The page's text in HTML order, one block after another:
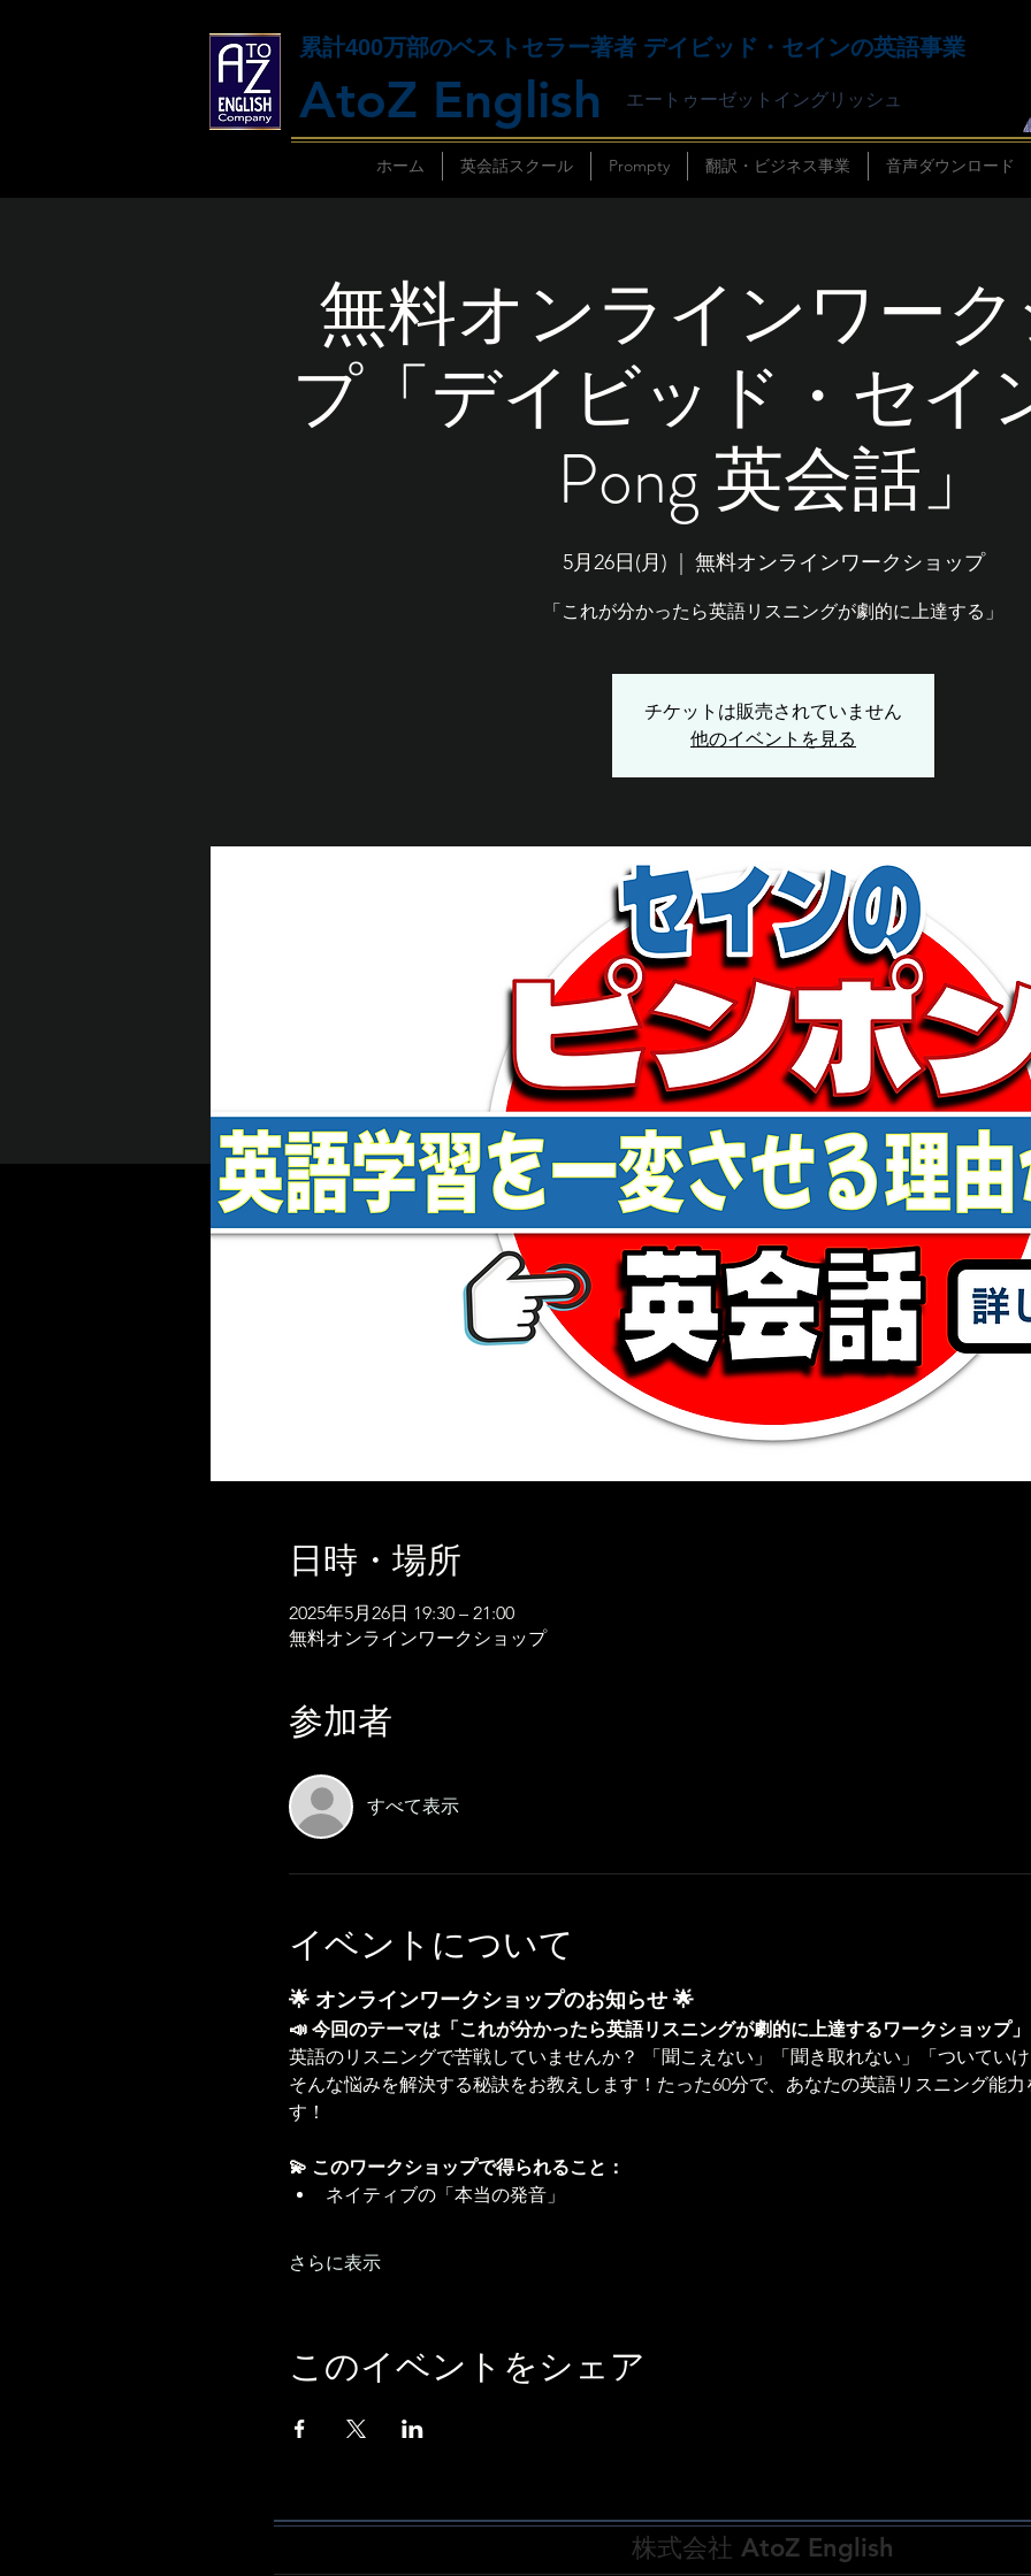
累計400万部のベストセラー著者 デイビッド・セインの英語事業
エートゥーゼットイングリッシュ
AtoZ English
ホーム 英会話スクール Prompty 翻訳・ビジネス事業 音声ダウンロード
無料オンラインワー
プ「デイビッド・セイ
Pong 英会話」
5月26日(月) 無料オンラインワークショップ
「これが分かったら英語リスニングが劇的に上達する」
チケットは販売されていません
他のイベントを見る
日時・場所
2025年5月26日 19:30 – 21:00
無料オンラインワークショップ
参加者
すべて表示
イベントについて
🌟 オンラインワークショップのお知らせ 🌟
📣 今回のテーマは「これが分かったら英語リスニングが劇的に上達するワークショップ」
英語のリスニングで苦戦していませんか？ 「聞こえない」「聞き取れない」「ついてい
そんな悩みを解決する秘訣をお教えします！たった60分で、あなたの英語リスニング能
す！
💫 このワークショップで得られること：
ネイティブの「本当の発音」
さらに表示
このイベントをシェア
株式会社 AtoZ English